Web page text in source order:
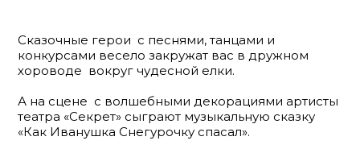
Сказочные герои с песнями, танцами и
конкурсами весело закружат вас в дружном
хороводе вокруг чудесной елки.
А на сцене с волшебными декорациями артисты
театра «Секрет» сыграют музыкальную сказку
«Как Иванушка Снегурочку спасал».